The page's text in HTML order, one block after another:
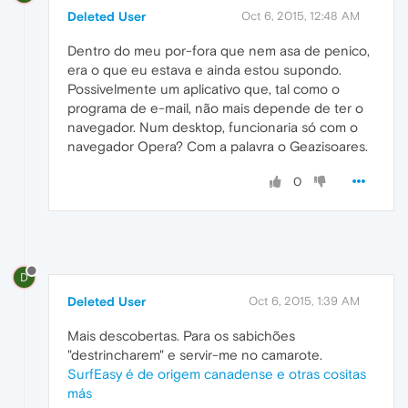
Deleted User Oct 6, 2015, 12:48 AM
Dentro do meu por-fora que nem asa de penico,
era o que eu estava e ainda estou supondo.
Possivelmente um aplicativo que, tal como o
programa de e-mail, não mais depende de ter o
navegador. Num desktop, funcionaria só com o
navegador Opera? Com a palavra o Geazisoares.
0
D
Deleted User Oct 6, 2015, 1:39 AM
Mais descobertas. Para os sabichões
"destrincharem" e servir-me no camarote.
SurfEasy é de origem canadense e otras cositas
más